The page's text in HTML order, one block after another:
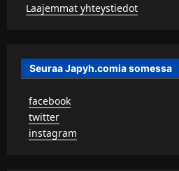
Laajemmat yhteystiedot
Seuraa Japyh.comia somessa
facebook
twitter
instagram